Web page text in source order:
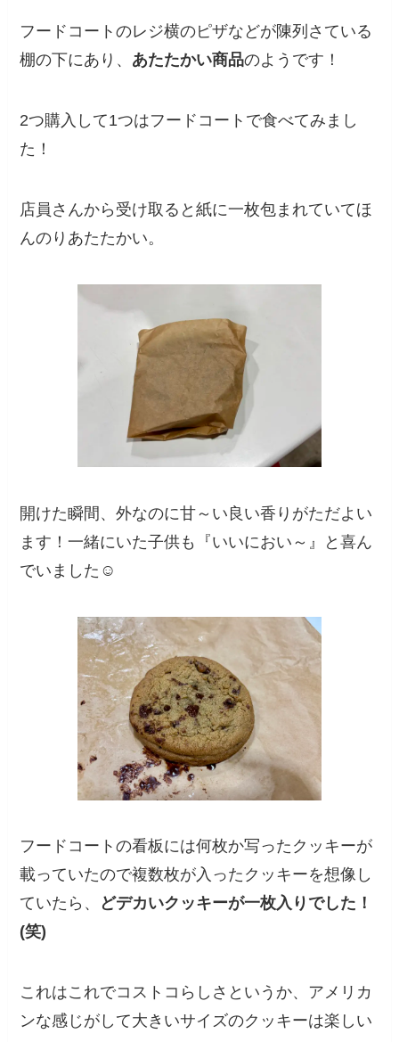
フードコートのレジ横のピザなどが陳列さている
棚の下にあり、 あたたかい商品のようです！
2つ購入して1つはフードコートで食べてみまし
た！
店員さんから受け取ると紙に一枚包まれていてほ
んのりあたたかい。
開けた瞬間、外なのに甘～い良い香りがただよい
ます！一緒にいた子供も『いいにおい～』と喜ん
でいました☺
フードコートの看板には何枚か写ったクッキーが
載っていたので複数枚が入ったクッキーを想像し
ていたら、
どデカいクッキーが一枚入りでした！
(笑)
これはこれでコストコらしさというか、アメリカ
ンな感じがして大きいサイズのクッキーは楽しい